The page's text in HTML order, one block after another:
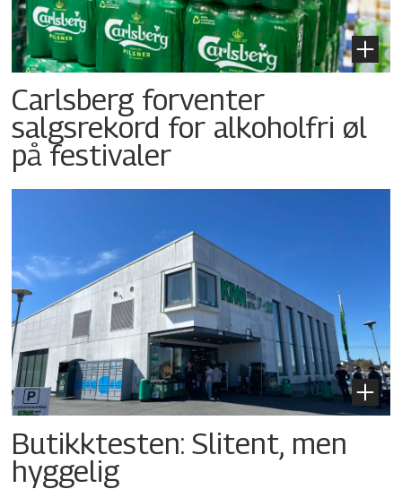
Carlsberg forventer
salgsrekord for alkoholfri øl
på festivaler
Butikktesten: Slitent, men
hyggelig